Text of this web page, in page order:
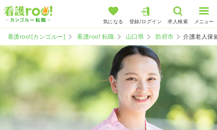
気になる 登録/ログイン 求人検索 メニュー
看護roo![カンゴルー] 看護roo! 転職 山口県 防府市 介護老人保